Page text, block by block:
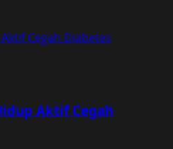
Cegah Diabetes
Aktif Cegah